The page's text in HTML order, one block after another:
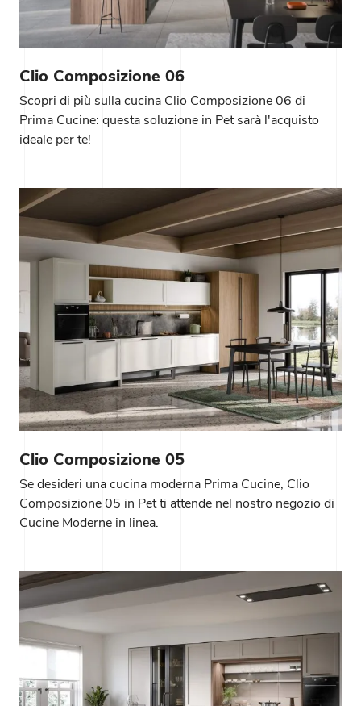
Clio Composizione 06
Scopri di più sulla cucina Clio Composizione 06 di
Prima Cucine: questa soluzione in Pet sarà l'acquisto
ideale per te!
Clio Composizione 05
Se desideri una cucina moderna Prima Cucine, Clio
Composizione 05 in Pet ti attende nel nostro negozio di
Cucine Moderne in linea.